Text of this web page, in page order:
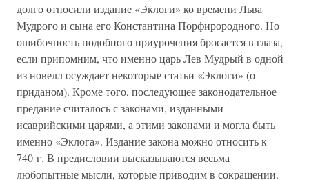
долго относили издание «Эклоги» ко времени Льва
Мудрого и сына его Константина Порфирородного. Но
ошибочность подобного приурочения бросается в глаза,
если припомним, что именно царь Лев Мудрый в одной
из новелл осуждает некоторые статьи «Эклоги» (о
приданом). Кроме того, последующее законодательное
предание считалось с законами, изданными
исаврийскими царями, а этими законами и могла быть
именно «Эклога». Издание закона можно относить к
740 г. В предисловии высказываются весьма
любопытные мысли, которые приводим в сокращении.